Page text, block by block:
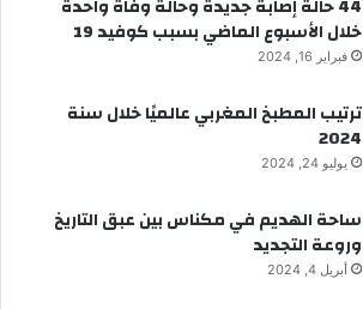
44 حالة إصابة جديدة وحالة وفاة واحدة
خلال الأسبوع الماضي بسبب كوفيد 19
فبراير 16, 2024
ترتيب المطبخ المغربي عالميًا خلال سنة
2024
يوليو 24, 2024
ساحة الهديم في مكناس بين عبق التاريخ
وروعة التجديد
أبريل 4, 2024